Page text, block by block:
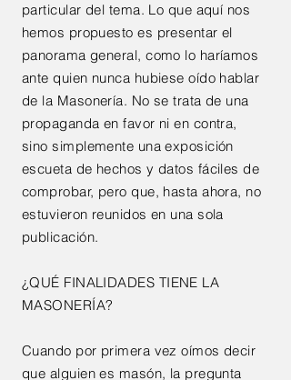
particular del tema. Lo que aquí nos
hemos propuesto es presentar el
panorama general, como lo haríamos
ante quien nunca hubiese oído hablar
de la Masonería. No se trata de una
propaganda en favor ni en contra,
sino simplemente una exposición
escueta de hechos y datos fáciles de
comprobar, pero que, hasta ahora, no
estuvieron reunidos en una sola
publicación.
¿QUÉ FINALIDADES TIENE LA
MASONERÍA?
Cuando por primera vez oímos decir
que alguien es masón, la pregunta